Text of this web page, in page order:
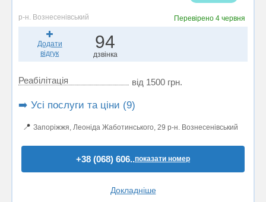
р-н. Вознесенівський Перевірено 4 червня
Додати
відгук
94
дзвінка
Реабілітація від 1500 грн.
➡️ Усі послуги та ціни (9)
📍 Запоріжжя, Леоніда Жаботинського, 29 р-н. Вознесенівський
+38 (068) 606..показати номер
Докладніше